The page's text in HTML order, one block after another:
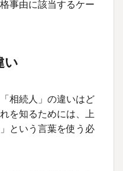
事由に該当するケー
い
相続人」の違いはど
を知るためには、上
という言葉を使う必